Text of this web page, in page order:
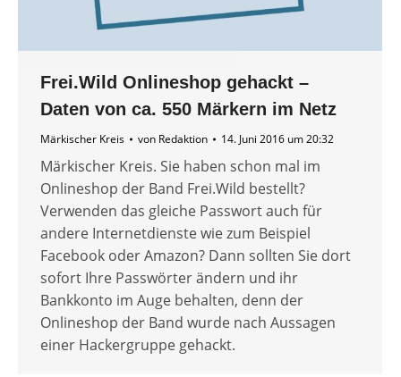
Frei.Wild Onlineshop gehackt –
Daten von ca. 550 Märkern im Netz
Märkischer Kreis von Redaktion 14. Juni 2016 um 20:32
Märkischer Kreis. Sie haben schon mal im
Onlineshop der Band Frei.Wild bestellt?
Verwenden das gleiche Passwort auch für
andere Internetdienste wie zum Beispiel
Facebook oder Amazon? Dann sollten Sie dort
sofort Ihre Passwörter ändern und ihr
Bankkonto im Auge behalten, denn der
Onlineshop der Band wurde nach Aussagen
einer Hackergruppe gehackt.